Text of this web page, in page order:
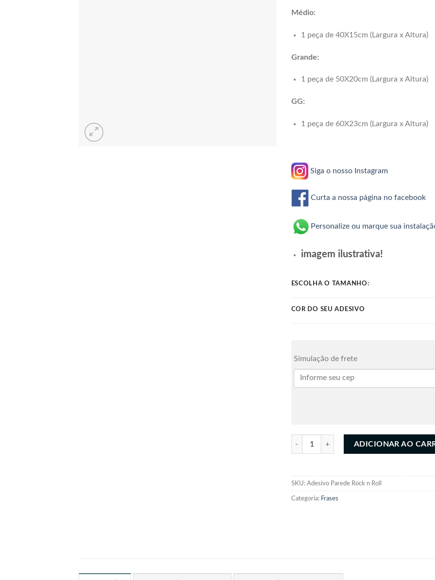
Médio:
1 peça de 40X15cm (Largura x Altura)
Grande:
1 peça de 50X20cm (Largura x Altura)
GG:
1 peça de 60X23cm (Largura x Altura)
Siga o nosso Instagram
Curta a nossa página no facebook
Personalize ou marque sua
imagem ilustrativa!
ESCOLHA O TAMANHO:
COR DO SEU ADESIVO
Simulação de frete
Adesivo Recortado Rock n Roll quantidade
ADICIONAR AO
SKU: Adesivo Parede Rock n Roll
Categoria: Frases